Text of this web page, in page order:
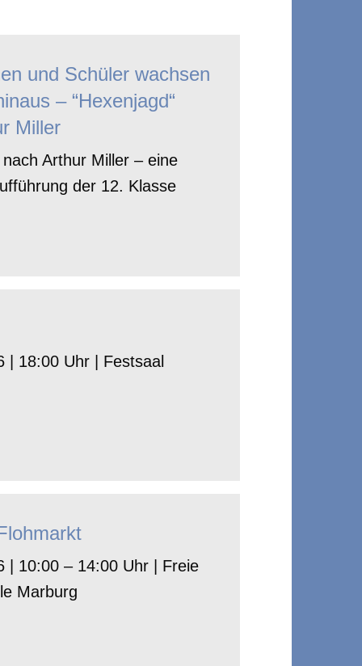
und Schüler wachsen
– “Hexenjagd“
Miller
nach Arthur Miller – eine
der 12. Klasse
| 18:00 Uhr | Festsaal
| 10:00 – 14:00 Uhr | Freie
Marburg